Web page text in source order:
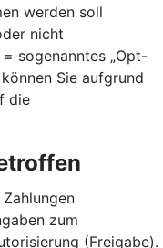
werden soll
nicht
sogenanntes „Opt-
Sie aufgrund
die
Zahlungen
zum
(Freigabe).